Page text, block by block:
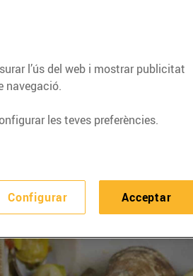
ENERGIA GASTRONOMIA I
l’ús del web i mostrar publicitat
navegació.
les teves preferències.
Configurar Acceptar